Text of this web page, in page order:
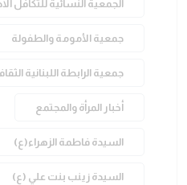
الجمعية النسائية للتكافل
جمعية الأمومة والطفولة
جمعية الرابطة اللبنانية
أخبار المرأة والمجتمع
السيدة فاطمة الزهراء(ع)
السيدة زينب بنت علي (ع)